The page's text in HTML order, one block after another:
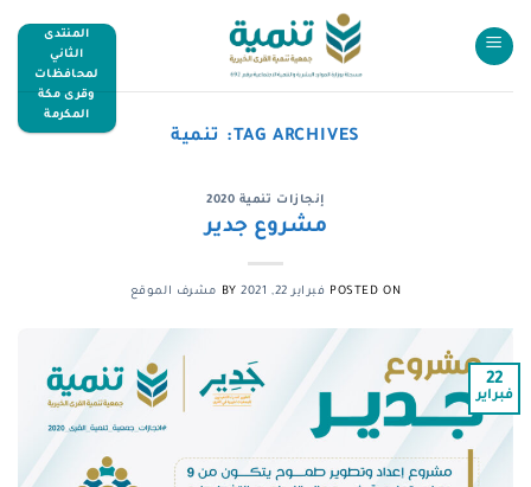
المنتدى
الثاني
لمحافظات
وقرى مكة
المكرمة
TAG ARCHIVES: تنمية
إنجازات تنمية 2020
مشروع جدير
POSTED ON فبراير 22, 2021 BY مشرف الموقع
22
فبراير